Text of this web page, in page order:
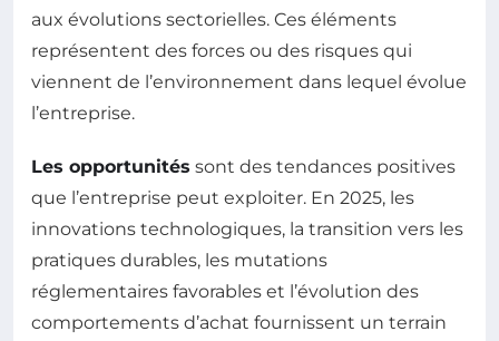
aux évolutions sectorielles. Ces éléments
représentent des forces ou des risques qui
viennent de l’environnement dans lequel évolue
l’entreprise.
Les opportunités sont des tendances positives
que l’entreprise peut exploiter. En 2025, les
innovations technologiques, la transition vers les
pratiques durables, les mutations
réglementaires favorables et l’évolution des
comportements d’achat fournissent un terrain